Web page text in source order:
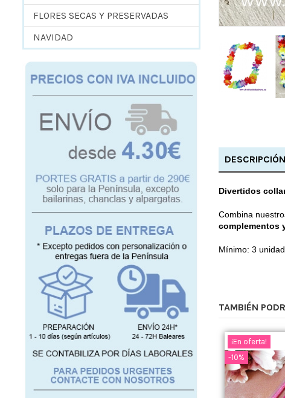
DESCRIPCIÓN
Divertidos
Combina
complementos
Mínimo: 3
TAMBIÉN
¡En oferta!
-10%
FLORES SECAS Y PRESERVADAS
NAVIDAD